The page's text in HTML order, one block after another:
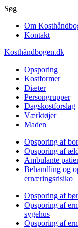
Gå
hovedindhold
Søg
Om
Kontakt
Kosthåndbogen.dk
Opsporing
Kostformer
Diæter
Persongrupper
Dagskostforslag
Værktøjer
Maden
Opsporing af
Opsporing af
Ambulante
Behandling og
ernæringsrisiko
Opsporing af
Opsporing af
sygehus
Opsporing af